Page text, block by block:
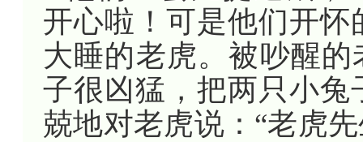
开心啦！可是他们开
大睡的老虎。被吵醒
子很凶猛，把两只小
兢地对老虎说：“老虎